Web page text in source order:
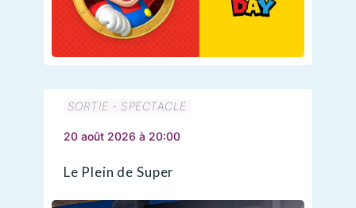
SORTIE - SPECTACLE
20 août 2026 à 20:00
Le Plein de Super